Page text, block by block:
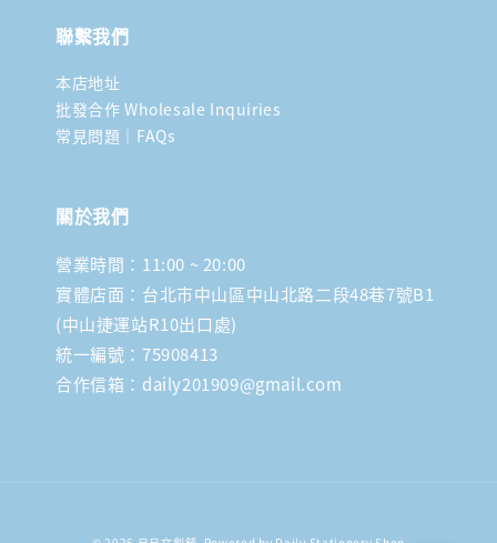
聯繫我們
本店地址
批發合作 Wholesale Inquiries
常見問題｜FAQs
關於我們
營業時間：11:00 ~ 20:00
實體店面：台北市中山區中山北路二段48巷7號B1
(中山捷運站R10出口處)
統一編號：75908413
合作信箱：daily201909@gmail.com